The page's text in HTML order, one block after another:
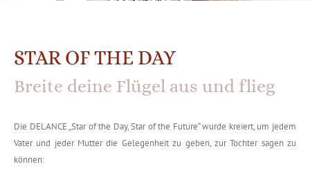
STAR OF THE DAY
Breite deine Flügel aus und flieg
Die DELANCE „Star of the Day, Star of the Future“ wurde kreiert, um jedem
Vater und jeder Mutter die Gelegenheit zu geben, zur Tochter sagen zu
können: